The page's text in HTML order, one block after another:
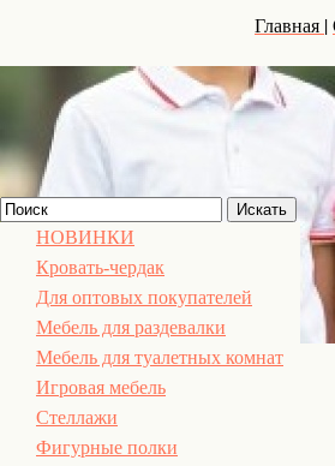
Главная |
НОВИНКИ
Кровать-чердак
Для оптовых покупателей
Мебель для раздевалки
Мебель для туалетных комнат
Игровая мебель
Стеллажи
Фигурные полки